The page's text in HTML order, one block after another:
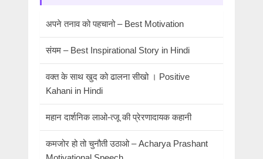
अपने तनाव को पहचानो – Best Motivation
संयम – Best Inspirational Story in Hindi
वक्त के साथ खुद को ढालना सीखो । Positive
Kahani in Hindi
महान दार्शनिक लाओ-त्जू की प्रेरणादायक कहानी
कमजोर हो तो चुनौती उठाओ – Acharya Prashant